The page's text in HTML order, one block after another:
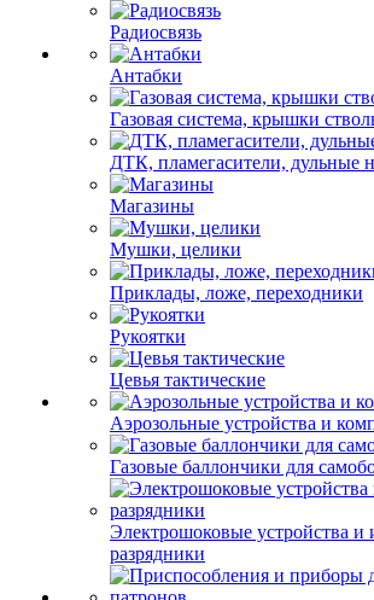
Радиосвязь
Антабки
Газовая система, крышки
ДТК, пламегасители, дульные
Магазины
Мушки, целики
Приклады, ложе, переходники
Рукоятки
Цевья тактические
Аэрозольные устройства и
Газовые баллончики для
Электрошоковые устройства и
разрядники